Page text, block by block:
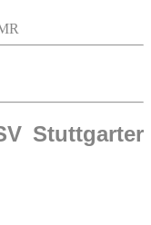
Stuttgarter